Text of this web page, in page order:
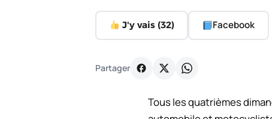
J'y vais (32) Facebook
Partager
Tous les quatrièmes